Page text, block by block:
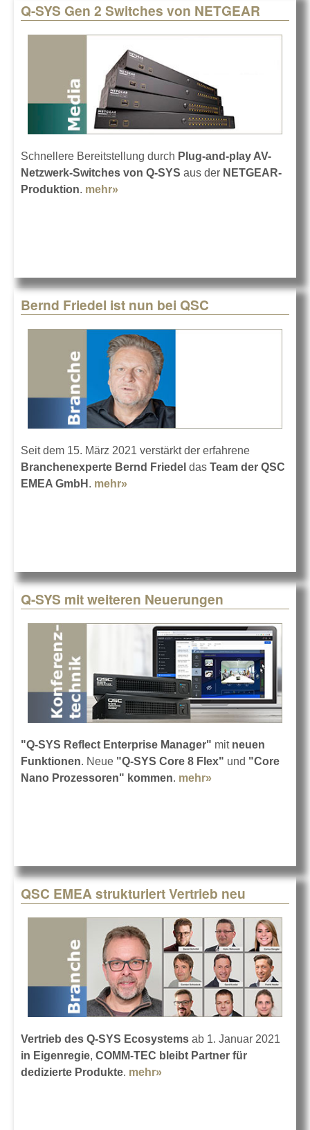
Q-SYS Gen 2 Switches von NETGEAR
Schnellere Bereitstellung durch Plug-and-play AV-
Netzwerk-Switches von Q-SYS aus der NETGEAR-
Produktion. mehr»
Bernd Friedel ist nun bei QSC
Seit dem 15. März 2021 verstärkt der erfahrene
Branchenexperte Bernd Friedel das Team der QSC
EMEA GmbH . mehr»
Q-SYS mit weiteren Neuerungen
"Q-SYS Reflect Enterprise Manager" mit neuen
Funktionen. Neue "Q-SYS Core 8 Flex" und "Core
Nano Prozessoren" kommen. mehr»
QSC EMEA strukturiert Vertrieb neu
Vertrieb des Q-SYS Ecosystems ab 1. Januar 2021
in Eigenregie, COMM-TEC bleibt Partner für
dedizierte Produkte. mehr»